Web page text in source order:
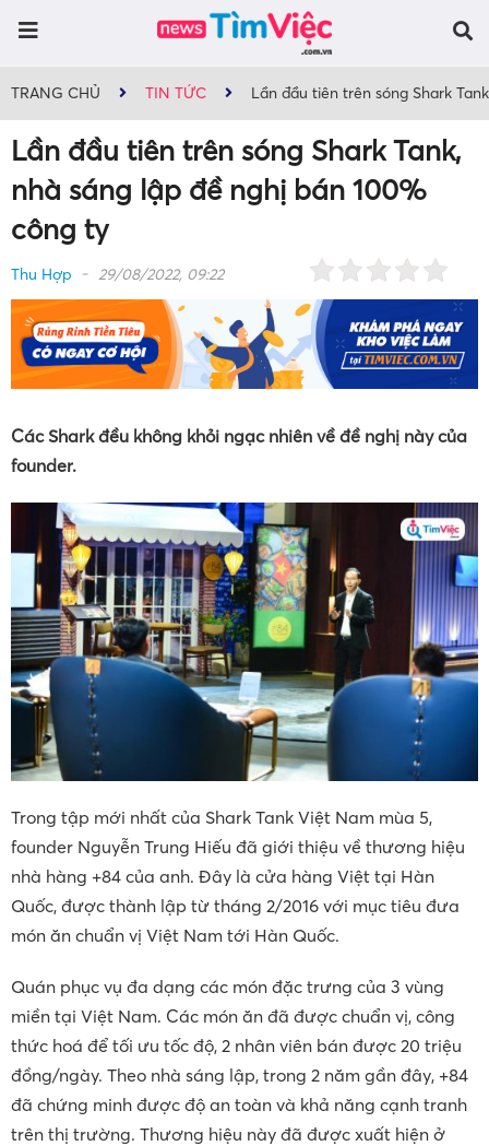
TRANG CHỦ TIN TỨC Lần đầu tiên trên sóng Shark
Lần đầu tiên trên sóng Shark Tank,
nhà sáng lập đề nghị bán 100%
công ty
Thu Hợp 29/08/2022, 09:22
Các Shark đều không khỏi ngạc nhiên về đề nghị này của
founder.
Trong tập mới nhất của Shark Tank Việt Nam mùa 5,
founder Nguyễn Trung Hiếu đã giới thiệu về thương hiệu
nhà hàng +84 của anh. Đây là cửa hàng Việt tại Hàn
Quốc, được thành lập từ tháng 2/2016 với mục tiêu đưa
món ăn chuẩn vị Việt Nam tới Hàn Quốc.
Quán phục vụ đa dạng các món đặc trưng của 3 vùng
miền tại Việt Nam. Các món ăn đã được chuẩn vị, công
thức hoá để tối ưu tốc độ, 2 nhân viên bán được 20 triệu
đồng/ngày. Theo nhà sáng lập, trong 2 năm gần đây, +84
đã chứng minh được độ an toàn và khả năng cạnh tranh
trên thị trường. Thương hiệu này đã được xuất hiện ở